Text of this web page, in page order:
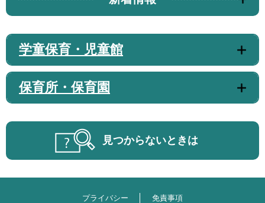
学童保育・児童館
保育所・保育園
見つからないときは
プライバシー
免責事項